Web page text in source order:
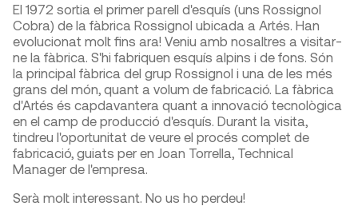
El 1972 sortia el primer parell d'esquís (uns Rossignol
Cobra) de la fàbrica Rossignol ubicada a Artés. Han
evolucionat molt fins ara! Veniu amb nosaltres a visitar-
ne la fàbrica. S'hi fabriquen esquís alpins i de fons. Són
la principal fàbrica del grup Rossignol i una de les més
grans del món, quant a volum de fabricació. La fàbrica
d'Artés és capdavantera quant a innovació tecnològica
en el camp de producció d'esquís. Durant la visita,
tindreu l'oportunitat de veure el procés complet de
fabricació, guiats per en Joan Torrella, Technical
Manager de l'empresa.
Serà molt interessant. No us ho perdeu!